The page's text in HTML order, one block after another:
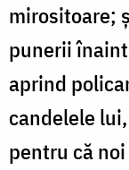
mirositoare;
punerii
aprind
candelele
pentru că